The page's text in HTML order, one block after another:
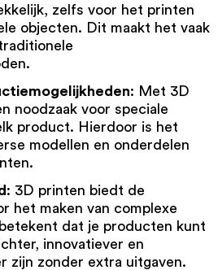
zelfs voor het printen
objecten. Dit maakt het vaak
: Met 3D
noodzaak voor speciale
product. Hierdoor is het
modellen en onderdelen
: 3D printen biedt de
het maken van complexe
dat je producten kunt
innovatiever en
zijn zonder extra uitgaven.